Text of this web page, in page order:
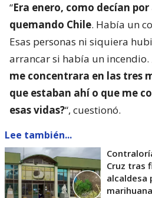
“Era enero, como decían
quemando Chile. Había un
Esas personas ni siquiera
arrancar si había un incendio.
me concentrara en las tres
que estaban ahí o que me
esas vidas?“, cuestionó.
Lee también...
Cruz tras
alcaldesa
marihuana